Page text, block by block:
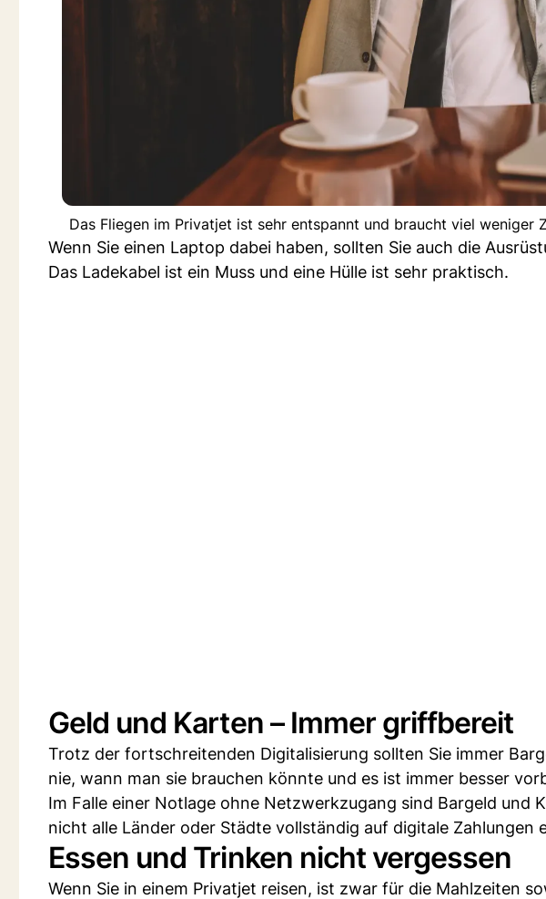
Das Fliegen im Privatjet ist sehr entspannt und braucht viel
Wenn Sie einen Laptop dabei haben, sollten Sie auch die
Das Ladekabel ist ein Muss und eine Hülle ist sehr praktisch.
Geld und Karten – Immer griffbereit
Trotz der fortschreitenden Digitalisierung sollten Sie immer
nie, wann man sie brauchen könnte und es ist immer besser
Im Falle einer Notlage ohne Netzwerkzugang sind Bargeld und
nicht alle Länder oder Städte vollständig auf digitale
Essen und Trinken nicht vergessen
Wenn Sie in einem Privatjet reisen, ist zwar für die Mahlzeiten